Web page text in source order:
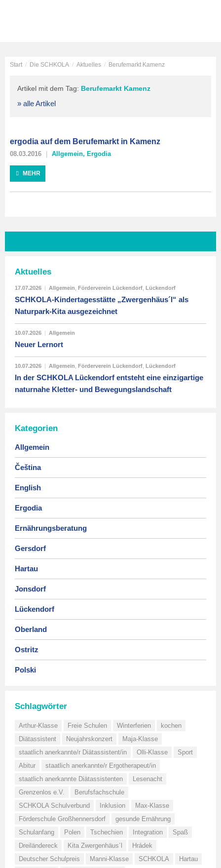
Start / Die SCHKOLA / Aktuelles / Berufemarkt Kamenz
Artikel mit dem Tag: Berufemarkt Kamenz
» alle Artikel
ergodia auf dem Berufemarkt in Kamenz
08.03.2016 Allgemein, Ergodia
MEHR
Aktuelles
17.07.2026 | Allgemein Förderverein Lückendorf Lückendorf
SCHKOLA-Kindertagesstätte „Zwergenhäus´l“ als
Naturpark-Kita ausgezeichnet
10.07.2026 | Allgemein
Neuer Lernort
10.07.2026 | Allgemein Förderverein Lückendorf Lückendorf
In der SCHKOLA Lückendorf entsteht eine einzigartige
naturnahe Kletter- und Bewegungslandschaft
Kategorien
Allgemein
Čeština
English
Ergodia
Ernährungsberatung
Gersdorf
Hartau
Jonsdorf
Lückendorf
Oberland
Ostritz
Polski
Schlagwörter
Arthur-Klasse Freie Schulen Winterferien
kochen
Diätassistent
Neujahrskonzert
Maja-Klasse
staatlich anerkannte/r Diätassistent/in
Olli-Klasse
Sport
Abitur
staatlich anerkannte/r Ergotherapeut/in
staatlich anerkannte Diätassistenten
Lesenacht
Grenzenlos e.V.
Berufsfachschule
SCHKOLA Schulverbund
Inklusion
Max-Klasse
Förderschule Großhennersdorf
gesunde Ernährung
Schulanfang
Polen Tschechien Integration
Spaß
Dreiländereck
Kita Zwergenhäus´l
Hrádek
Deutscher Schulpreis
Manni-Klasse SCHKOLA
Hartau